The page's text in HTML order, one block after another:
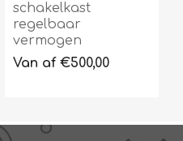
schakelkast
regelbaar
vermogen
Van af €500,00